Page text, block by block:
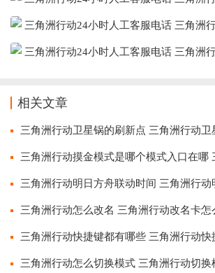
相关文章
三角洲行动卫星锅的刷新点 三角洲行动卫
三角洲行动摸金模式是哪个模式入口在哪
三角洲行动明日方舟联动时间 三角洲行动
三角洲行动怎么改名 三角洲行动改名卡怎
三角洲行动快捷键都有哪些 三角洲行动快
三角洲行动怎么切换模式 三角洲行动切换